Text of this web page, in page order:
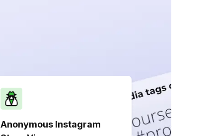
Anonymous Instagram